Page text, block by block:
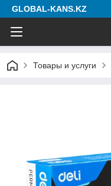
GLOBAL-KANS.KZ
Товары и услуги